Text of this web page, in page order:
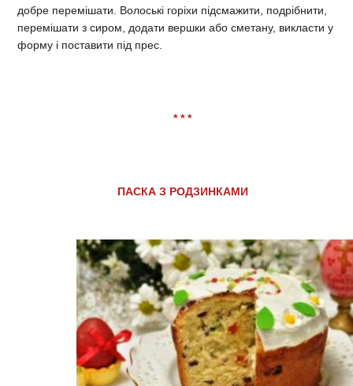
добре перемішати. Волоські горіхи підсмажити, подрібнити,
перемішати з сиром, додати вершки або сметану, викласти у
форму і поставити під прес.
* * *
ПАСКА З РОДЗИНКАМИ